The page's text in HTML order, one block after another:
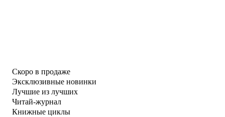
Скоро в продаже
Эксклюзивные новинки
Лучшие из лучших
Читай-журнал
Книжные циклы